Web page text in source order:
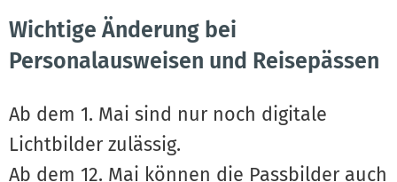
Wichtige Änderung bei
Personalausweisen und Reisepässen
Ab dem 1. Mai sind nur noch digitale
Lichtbilder zulässig.
Ab dem 12. Mai können die Passbilder auch